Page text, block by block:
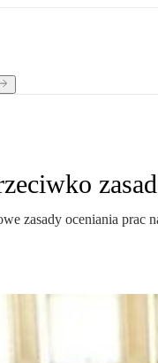
zasady oceniania